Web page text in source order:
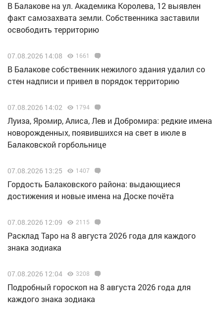
В Балакове на ул. Академика Королева, 12 выявлен
факт самозахвата земли. Собственника заставили
освободить территорию
07.08.2026 14:08 1661
В Балакове собственник нежилого здания удалил со
стен надписи и привел в порядок территорию
07.08.2026 14:02 1794
Луиза, Яромир, Алиса, Лев и Добромира: редкие имена
новорожденных, появившихся на свет в июле в
Балаковской горбольнице
07.08.2026 13:25 1407
Гордость Балаковского района: выдающиеся
достижения и новые имена на Доске почёта
07.08.2026 12:09 2115
Расклад Таро на 8 августа 2026 года для каждого
знака зодиака
07.08.2026 12:04 3208
Подробный гороскоп на 8 августа 2026 года для
каждого знака зодиака